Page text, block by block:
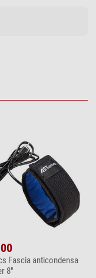
Fascia anticondensa
8"